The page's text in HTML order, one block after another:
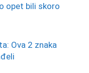
opet bili skoro
Ova 2 znaka